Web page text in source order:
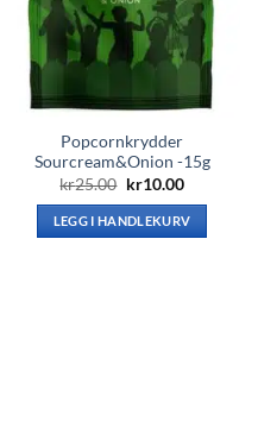
Popcornkrydder
Sourcream&Onion -15g
kr25.00 Opprinnelig
var:
kr25.00.
kr10.00
er:
kr10.00.
LEGG I HANDLEKURV